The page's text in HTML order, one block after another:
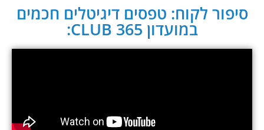
סיפור לקוח: טפסים דיגיטלים חכמים
במועדון CLUB 365: